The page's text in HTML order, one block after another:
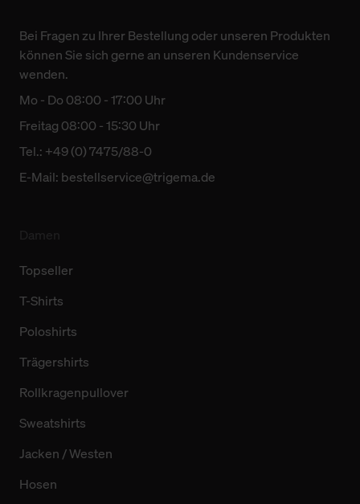
Bei Fragen zu Ihrer Bestellung oder unseren Produkten
können Sie sich gerne an unseren Kundenservice
wenden.
Mo - Do 08:00 - 17:00 Uhr
Freitag 08:00 - 15:30 Uhr
Tel.: +49 (0) 7475/88-0
E-Mail: bestellservice@trigema.de
Topseller
T-Shirts
Poloshirts
Trägershirts
Rollkragenpullover
Sweatshirts
Jacken / Westen
Hosen